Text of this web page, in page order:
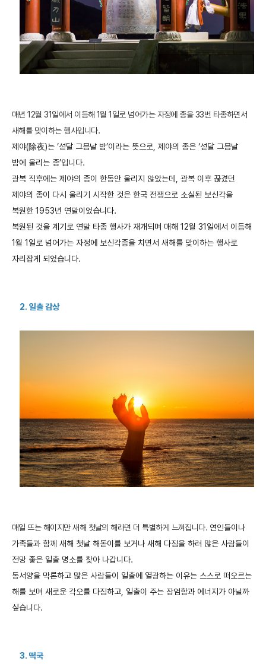
매년 12월 31일에서 이듬해 1월 1일로 넘어가는 자정에 종을 33번 타종하면서
새해를 맞이하는 행사입니다.
제야(除夜)는 ‘섣달 그믐날 밤’이라는 뜻으로, 제야의 종은 ‘섣달 그믐날
밤에 울리는 종’입니다.
광복 직후에는 제야의 종이 한동안 울리지 않았는데 , 광복 이후 끊겼던
제야의 종이 다시 울리기 시작한 것은 한국 전쟁으로 소실된 보신각을
복원한 1953년 연말이었습니다.
복원된 것을 계기로 연말 타종 행사가 재개되며 매해 12월 31 일에서 이듬해
1월 1 일로 넘어가는 자정에 보신각종을 치면서 새해를 맞이하는 행사로
자리잡게 되었습니다.
2. 일출감상
매일 뜨는 해이지만 새해 첫날의 해라면 더 특별하게 느껴집니다. 연인들이나
가족들과 함께 새해 첫날 해돋이를 보거나 새해 다짐을 하러 많은 사람들이
전망 좋은 일출 명소를 찾아 나갑니다.
동서양을 막론하고 많은 사람들이 일출에 열광하는 이유는 스스로 떠오르는
해를 보며 새로운 각오를 다짐하고 일출이 주는 장엄함과 에너지가 아닐까
싶습니다.
3. 떡국